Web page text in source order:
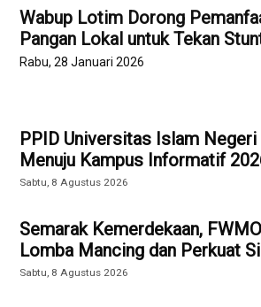
Wabup Lotim Dorong
Pangan Lokal untuk Tekan
Rabu, 28 Januari 2026
PPID Universitas Islam
Menuju Kampus Informatif
Sabtu, 8 Agustus 2026
Semarak Kemerdekaan,
Lomba Mancing dan Perkuat
Sabtu, 8 Agustus 2026